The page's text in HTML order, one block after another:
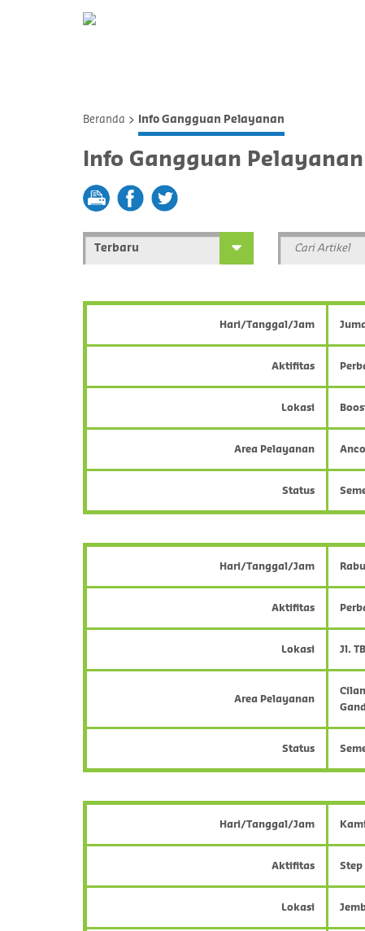
Beranda > Info Gangguan Pelayanan
Info Gangguan Pelayanan
print fb tw
Hari/Tanggal/Jam
Aktifitas
Lokasi
Area Pelayanan
Status
Hari/Tanggal/Jam
Aktifitas
Lokasi Jl.
Area Pelayanan
Status
Hari/Tanggal/Jam
Aktifitas Step
Lokasi